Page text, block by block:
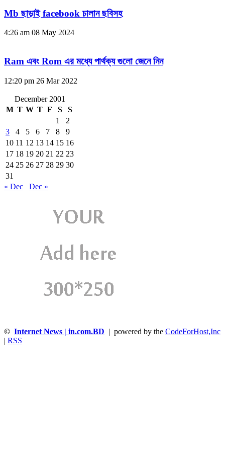
Mb ছাড়াই facebook চালান ছবিসহ
4:26 am 08 May 2024
Ram এবং Rom এর মধ্যে পার্থক্য গুলো জেনে নিন
12:20 pm 26 Mar 2022
December 2001
M T W T F S
S
1
2
3
4 5 6 7 8
9
10 11 12 13 14 15 16
17 18 19 20 21 22 23
24 25 26 27 28 29 30
31
« Dec
Dec »
© Internet News | in.com.BD | powered by the CodeForHost,Inc
| RSS